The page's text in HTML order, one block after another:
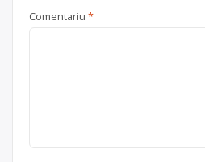
Comentariu *